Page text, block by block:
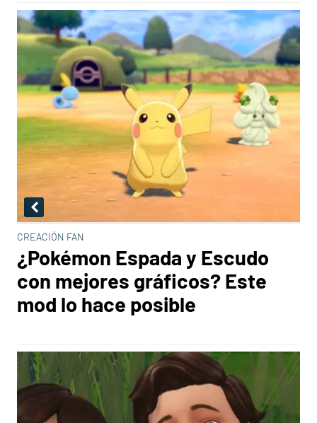
CREACIÓN FAN
¿Pokémon Espada y Escudo
con mejores gráficos? Este
mod lo hace posible